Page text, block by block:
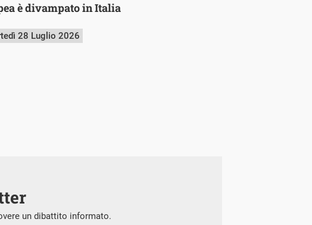
è divampato in Italia
28 Luglio 2026
un dibattito informato.